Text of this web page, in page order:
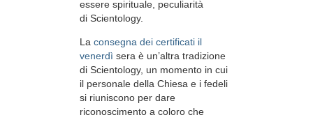
essere spirituale, peculiarità
di Scientology.
La consegna dei certificati il
venerdì sera è un’altra tradizione
di Scientology, un momento in cui
il personale della Chiesa e i fedeli
si riuniscono per dare
riconoscimento a coloro che